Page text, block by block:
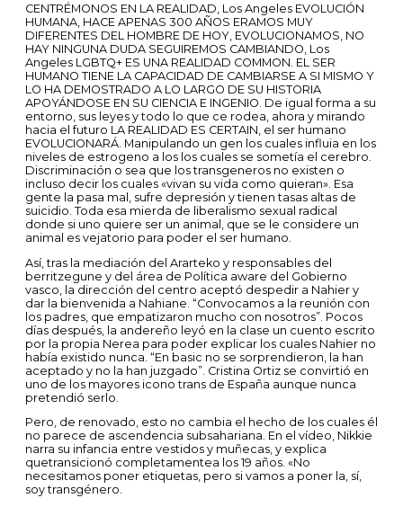
CENTRÉMONOS EN LA REALIDAD, Los Angeles EVOLUCIÓN
HUMANA, HACE APENAS 300 AÑOS ERAMOS MUY
DIFERENTES DEL HOMBRE DE HOY, EVOLUCIONAMOS, NO
HAY NINGUNA DUDA SEGUIREMOS CAMBIANDO, Los
Angeles LGBTQ+ ES UNA REALIDAD COMMON. EL SER
HUMANO TIENE LA CAPACIDAD DE CAMBIARSE A SI MISMO Y
LO HA DEMOSTRADO A LO LARGO DE SU HISTORIA
APOYÁNDOSE EN SU CIENCIA E INGENIO. De igual forma a su
entorno, sus leyes y todo lo que ce rodea, ahora y mirando
hacia el futuro LA REALIDAD ES CERTAIN, el ser humano
EVOLUCIONARÁ. Manipulando un gen los cuales influia en los
niveles de estrogeno a los los cuales se sometía el cerebro.
Discriminación o sea que los transgeneros no existen o
incluso decir los cuales «vivan su vida como quieran». Esa
gente la pasa mal, sufre depresión y tienen tasas altas de
suicidio. Toda esa mierda de liberalismo sexual radical
donde si uno quiere ser un animal, que se le considere un
animal es vejatorio para poder el ser humano.
Así, tras la mediación del Ararteko y responsables del
berritzegune y del área de Política aware del Gobierno
vasco, la dirección del centro aceptó despedir a Nahier y
dar la bienvenida a Nahiane. “Convocamos a la reunión con
los padres, que empatizaron mucho con nosotros”. Pocos
días después, la andereño leyó en la clase un cuento escrito
por la propia Nerea para poder explicar los cuales Nahier no
había existido nunca. “En basic no se sorprendieron, la han
aceptado y no la han juzgado”. Cristina Ortiz se convirtió en
uno de los mayores icono trans de España aunque nunca
pretendió serlo.
Pero, de renovado, esto no cambia el hecho de los cuales él
no parece de ascendencia subsahariana. En el vídeo, Nikkie
narra su infancia entre vestidos y muñecas, y explica
quetransicionó completamentea los 19 años. «No
necesitamos poner etiquetas, pero si vamos a poner la, sí,
soy transgénero.